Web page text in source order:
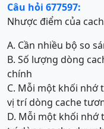
Câu hỏi 677597:
Nhược điểm của
A. Cần nhiều bộ so
B. Số lượng dòng
chính
C. Mỗi một khối nhớ
vị trí dòng cache
D. Mỗi một khối nhớ